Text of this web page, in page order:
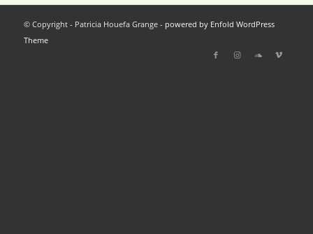
© Copyright - Patricia Houefa Grange - powered by Enfold WordPress
Theme